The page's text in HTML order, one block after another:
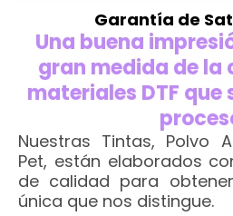
Garantía de
Una buena
gran medida de la
materiales DTF que
Nuestras Tintas, Polvo
Pet, están elaborados
de calidad para
única que nos distingue.